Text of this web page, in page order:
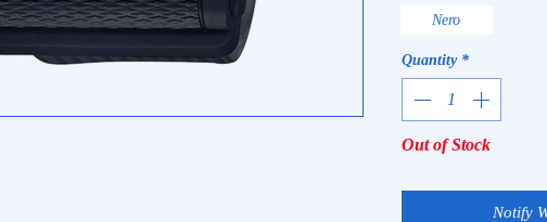
Nero
Quantity *
Out of Stock
Notify